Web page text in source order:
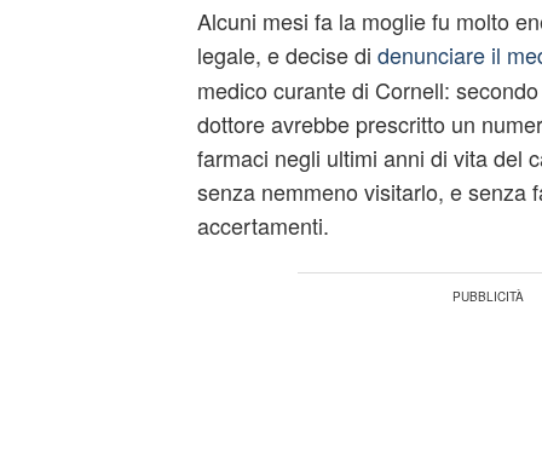
Alcuni mesi fa la moglie fu molto
legale, e decise di denunciare il
medico curante di Cornell:
dottore avrebbe prescritto un
farmaci negli ultimi anni di vita del
senza nemmeno visitarlo, e senza
accertamenti.